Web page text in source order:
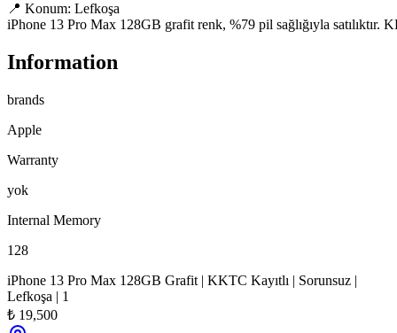
📍 Konum: Lefkoşa
iPhone 13 Pro Max 128GB grafit renk, %79 pil sağlığıyla satılıktır.
Information
brands
Apple
Warranty
yok
Internal Memory
128
iPhone 13 Pro Max 128GB Grafit | KKTC Kayıtlı | Sorunsuz |
Lefkoşa | 1
₺ 19,500